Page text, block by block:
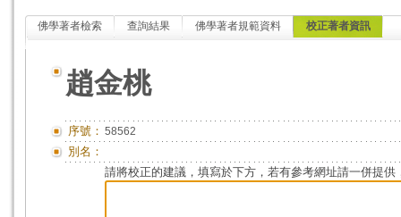
佛學著者檢索 查詢結果 佛學著者規範資料 校正著者資訊
趙金桃
序號： 58562
別名：
請將校正的建議，填寫於下方，若有參考網址請一併提供